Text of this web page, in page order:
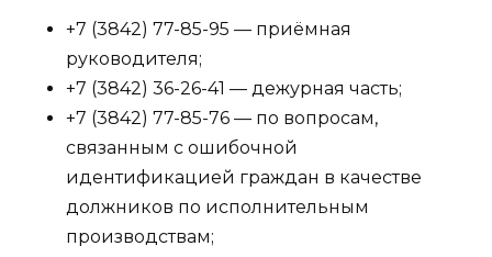
+7 (3842) 77-85-95 — приёмная
руководителя;
+7 (3842) 36-26-41 — дежурная часть;
+7 (3842) 77-85-76 — по вопросам,
связанным с ошибочной
идентификацией граждан в качестве
должников по исполнительным
производствам;